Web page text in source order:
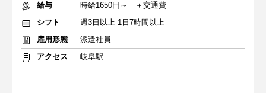
給与
時給1650円～ ＋交通費
シフト
週3日以上 1日7時間以上
雇用形態
派遣社員
アクセス
岐阜駅